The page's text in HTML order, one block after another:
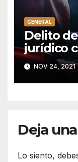
GENERAL
Delito
jurídico
NOV 24, 2021
Deja
Lo siento,